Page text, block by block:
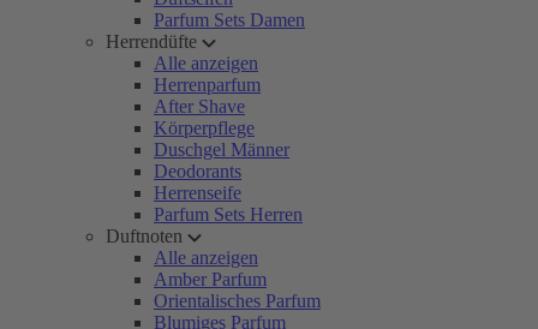
Parfum Sets Damen
Herrendüfte
Alle anzeigen
Herrenparfum
After Shave
Körperpflege
Duschgel Männer
Deodorants
Herrenseife
Parfum Sets Herren
Duftnoten
Alle anzeigen
Amber Parfum
Orientalisches Parfum
Blumiges Parfum